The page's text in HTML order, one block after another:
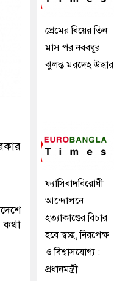
কথা
প্রেমের বিয়ের তিন
মাস পর নববধূর
ঝুলন্ত মরদেহ উদ্ধার
ফ্যাসিবাদবিরোধী
আন্দোলনে
হত্যাকাণ্ডের বিচার
হবে স্বচ্ছ, নিরপেক্ষ
ও বিশ্বাসযোগ্য :
প্রধানমন্ত্রী